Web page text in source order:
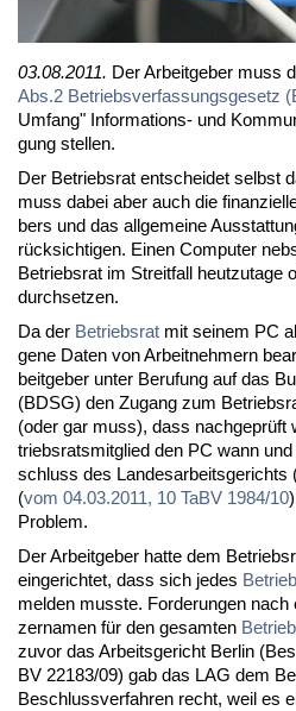
03.08.2011. Der Ar­beit­ge­ber muss
Abs.2 Be­triebs­ver­fas­sungs­ge­setz
Um­fang" In­for­ma­ti­ons- und
gung stel­len.
Der Be­triebs­rat ent­schei­det selbst
muss da­bei aber auch die
bers und das all­ge­mei­ne
rück­sich­ti­gen. Ei­nen Com­pu­ter
Be­triebs­rat im Streit­fall heut­zu­ta­ge
durch­set­zen.
Da der Be­triebs­rat mit sei­nem PC
ge­ne Da­ten von Ar­beit­neh­mern
beit­ge­ber un­ter Be­ru­fung auf das
(BDSG) den Zu­gang zum
(oder gar muss), dass
triebs­rats­mit­glied den PC wann
schluss des Lan­des­ar­beits­ge­richts
(vom 04.03.2011, 10 TaBV 1984/10
Pro­blem.
Der Ar­beit­ge­ber hat­te dem
ein­ge­rich­tet, dass sich je­des
mel­den muss­te. For­de­run­gen
zer­na­men für den ge­sam­ten
zu­vor das Ar­beits­ge­richt Ber­lin
BV 22183/09) gab das LAG dem
Be­schluss­ver­fah­ren recht, weil es